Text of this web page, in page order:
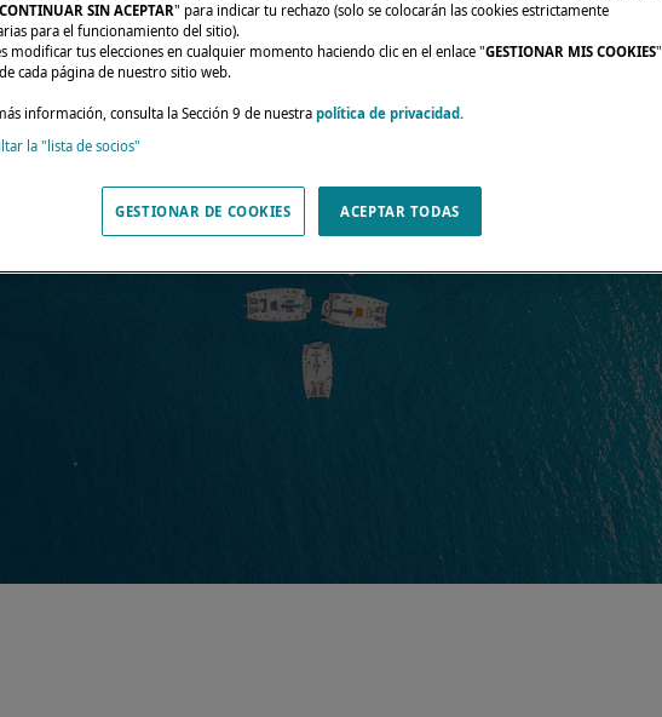
CONTINUAR SIN ACEPTAR" para indicar tu rechazo (solo se colocarán las cookies estrictamente
para el funcionamiento del sitio).
modificar tus elecciones en cualquier momento haciendo clic en el enlace "GESTIONAR MIS COOKIES"
cada página de nuestro sitio web.
información, consulta la Sección 9 de nuestra política de privacidad.
la "lista de socios"
GESTIONAR DE COOKIES ACEPTAR TODAS